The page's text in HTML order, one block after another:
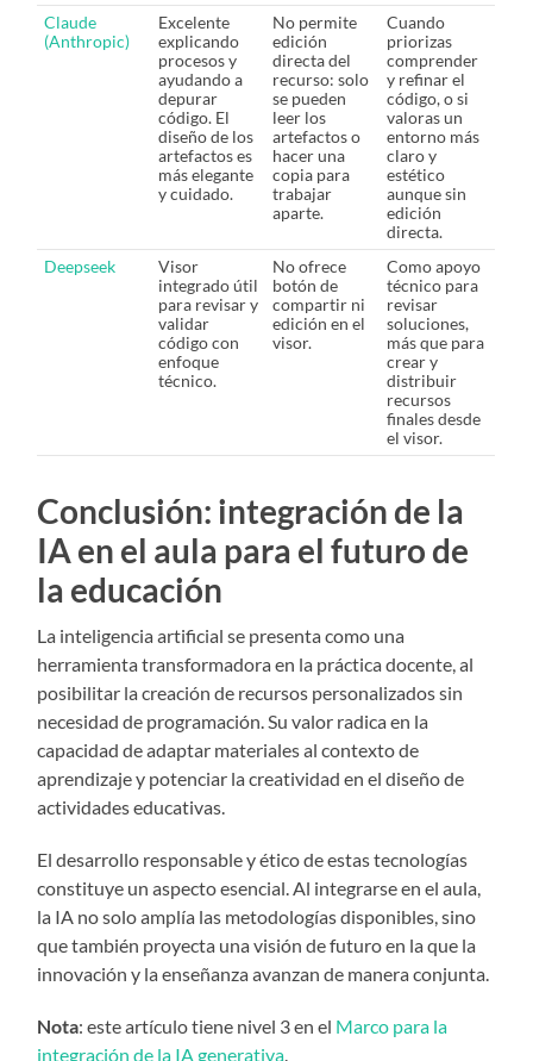
Claude
(Anthropic)
Excelente
explicando
procesos y
ayudando a
depurar
código. El
diseño de los
artefactos es
más elegante
y cuidado.
No permite
edición
directa del
recurso: solo
se pueden
leer los
artefactos o
hacer una
copia para
trabajar
aparte.
Cuando
priorizas
comprender
y refinar el
código, o si
valoras un
entorno más
claro y
estético
aunque sin
edición
directa.
Deepseek
Visor
integrado útil
para revisar y
validar
código con
enfoque
técnico.
No ofrece
botón de
compartir ni
edición en el
visor.
Como apoyo
técnico para
revisar
soluciones,
más que para
crear y
distribuir
recursos
finales desde
el visor.
Conclusión: integración de la
IA en el aula para el futuro de
la educación
La inteligencia artificial se presenta como una
herramienta transformadora en la práctica docente, al
posibilitar la creación de recursos personalizados sin
necesidad de programación. Su valor radica en la
capacidad de adaptar materiales al contexto de
aprendizaje y potenciar la creatividad en el diseño de
actividades educativas.
El desarrollo responsable y ético de estas tecnologías
constituye un aspecto esencial. Al integrarse en el aula,
la IA no solo amplía las metodologías disponibles, sino
que también proyecta una visión de futuro en la que la
innovación y la enseñanza avanzan de manera conjunta.
Nota: este artículo tiene nivel 3 en el Marco para la
integración de la IA generativa.